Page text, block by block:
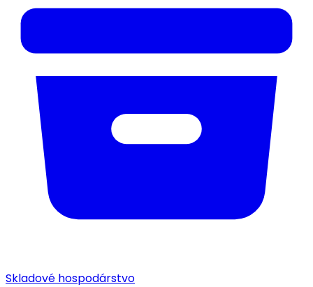
Skladové hospodárstvo